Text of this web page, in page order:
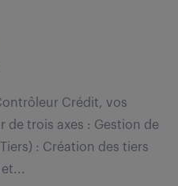
Crédit, vos
de trois axes : Gestion de
: Création des tiers